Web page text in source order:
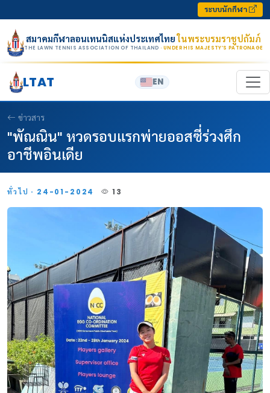
ระบบนักกีฬา
สมาคมกีฬาลอนเทนนิสแห่งประเทศไทยในพระบรมราชูปถัมภ์
THE LAWN TENNIS ASSOCIATION OF THAILAND · UNDER HIS MAJESTY’S PATRONAGE
LTAT EN
ข่าวสาร
"พัณณิน" หวดรอบแรกพ่ายออสซี่ร่วงศึก
อาชีพอินเดีย
ทั่วไป · 24-01-2024 13